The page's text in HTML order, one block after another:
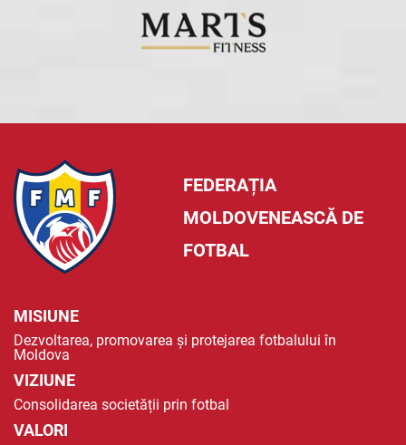
FEDERAȚIA
MOLDOVENEASCĂ DE
FOTBAL
MISIUNE
Dezvoltarea, promovarea și protejarea fotbalului în
Moldova
VIZIUNE
Consolidarea societății prin fotbal
VALORI